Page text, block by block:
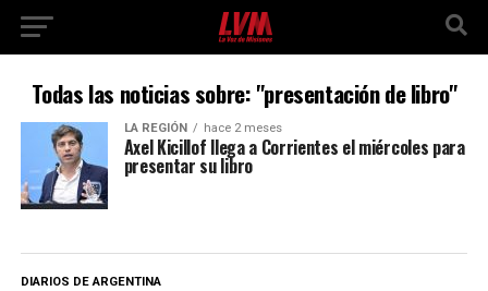
Todas las noticias sobre: "presentación de libro"
LA REGIÓN hace 2 meses
Axel Kicillof llega a Corrientes el miércoles para
presentar su libro
DIARIOS DE ARGENTINA